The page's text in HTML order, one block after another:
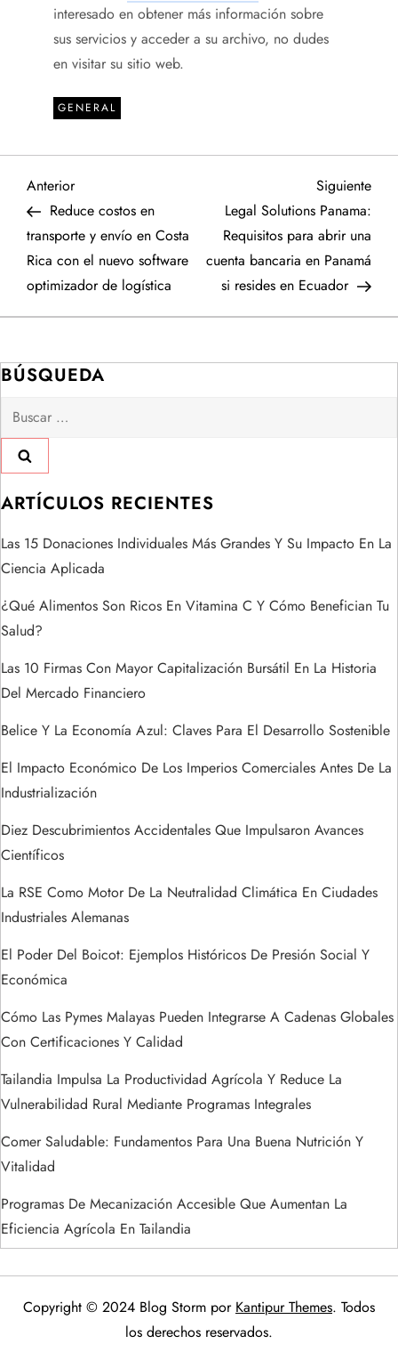
interesado en obtener más información sobre
sus servicios y acceder a su archivo, no dudes
en visitar su sitio web.
GENERAL
N
a
v
e
g
c
i
ó
n
d
e
e
n
t
r
a
d
a
s
Entrada
anterior
Anterior
Reduce costos en
transporte y envío en Costa
Rica con el nuevo software
optimizador de logística
Siguiente
Legal Solutions Panama:
Requisitos para abrir una
cuenta bancaria en Panamá
si resides en Ecuador
BÚSQUEDA
Buscar:
ARTÍCULOS RECIENTES
Las 15 Donaciones Individuales Más Grandes Y Su Impacto En La
Ciencia Aplicada
¿Qué Alimentos Son Ricos En Vitamina C Y Cómo Benefician Tu
Salud?
Las 10 Firmas Con Mayor Capitalización Bursátil En La Historia
Del Mercado Financiero
Belice Y La Economía Azul: Claves Para El Desarrollo Sostenible
El Impacto Económico De Los Imperios Comerciales Antes De La
Industrialización
Diez Descubrimientos Accidentales Que Impulsaron Avances
Científicos
La RSE Como Motor De La Neutralidad Climática En Ciudades
Industriales Alemanas
El Poder Del Boicot: Ejemplos Históricos De Presión Social Y
Económica
Cómo Las Pymes Malayas Pueden Integrarse A Cadenas Globales
Con Certificaciones Y Calidad
Tailandia Impulsa La Productividad Agrícola Y Reduce La
Vulnerabilidad Rural Mediante Programas Integrales
Comer Saludable: Fundamentos Para Una Buena Nutrición Y
Vitalidad
Programas De Mecanización Accesible Que Aumentan La
Eficiencia Agrícola En Tailandia
Copyright © 2024 Blog Storm por Kantipur Themes. Todos
los derechos reservados.